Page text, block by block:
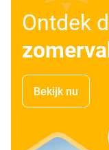
Ontdek
Bekijk nu